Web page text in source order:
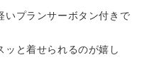
いプランサーボタン付きで
ッと着せられるのが嬉し